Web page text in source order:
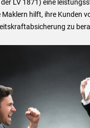
LV 1871) eine
Maklern hilft, ihre Kunden
zu